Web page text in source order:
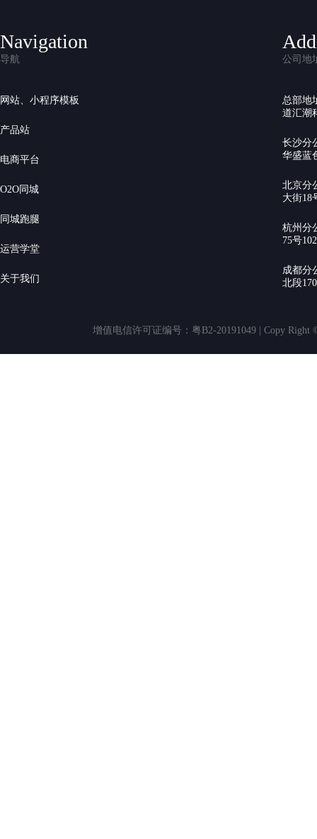
Navigation
导航
网站、小程序模板
产品站
电商平台
O2O同城
同城跑腿
运营学堂
关于我们
公司地
总部地
道汇潮
长沙分
华盛蓝
北京分
大街18
杭州分
75号
成都分
北段
增值电信许可证编号：粤B2-20191049 | Copy